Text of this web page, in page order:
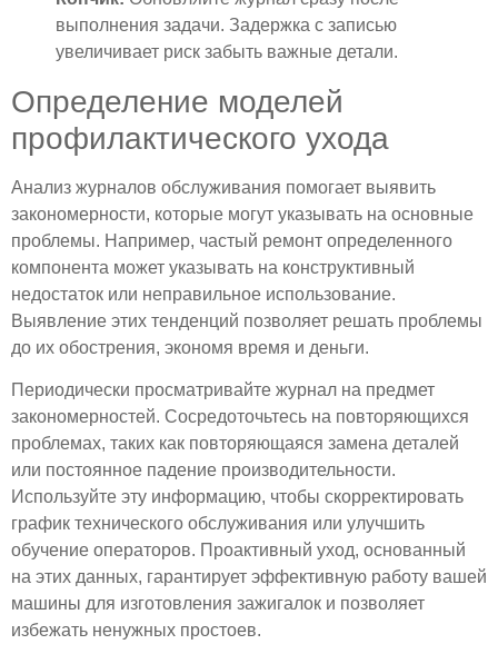
выполнения задачи. Задержка с записью
увеличивает риск забыть важные детали.
Определение моделей
профилактического ухода
Анализ журналов обслуживания помогает выявить
закономерности, которые могут указывать на основные
проблемы. Например, частый ремонт определенного
компонента может указывать на конструктивный
недостаток или неправильное использование.
Выявление этих тенденций позволяет решать проблемы
до их обострения, экономя время и деньги.
Периодически просматривайте журнал на предмет
закономерностей. Сосредоточьтесь на повторяющихся
проблемах, таких как повторяющаяся замена деталей
или постоянное падение производительности.
Используйте эту информацию, чтобы скорректировать
график технического обслуживания или улучшить
обучение операторов. Проактивный уход, основанный
на этих данных, гарантирует эффективную работу вашей
машины для изготовления зажигалок и позволяет
избежать ненужных простоев.